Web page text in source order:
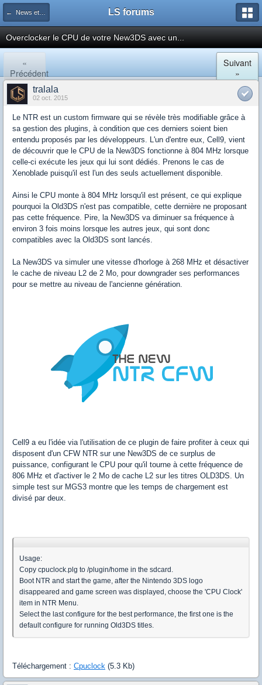
← News et actualités postées sur LS LS forums
Overclocker le CPU de votre New3DS avec un...
«
Précédent
Suivant
»
tralala
02 oct. 2015
Le NTR est un custom firmware qui se révèle très modifiable grâce à
sa gestion des plugins, à condition que ces derniers soient bien
entendu proposés par les développeurs. L'un d'entre eux, Cell9, vient
de découvrir que le CPU de la New3DS fonctionne à 804 MHz lorsque
celle-ci exécute les jeux qui lui sont dédiés. Prenons le cas de
Xenoblade puisqu'il est l'un des seuls actuellement disponible.
Ainsi le CPU monte à 804 MHz lorsqu'il est présent, ce qui explique
pourquoi la Old3DS n'est pas compatible, cette dernière ne proposant
pas cette fréquence. Pire, la New3DS va diminuer sa fréquence à
environ 3 fois moins lorsque les autres jeux, qui sont donc
compatibles avec la Old3DS sont lancés.
La New3DS va simuler une vitesse d'horloge à 268 MHz et désactiver
le cache de niveau L2 de 2 Mo, pour downgrader ses performances
pour se mettre au niveau de l'ancienne génération.
Cell9 a eu l'idée via l'utilisation de ce plugin de faire profiter à ceux qui
disposent d'un CFW NTR sur une New3DS de ce surplus de
puissance, configurant le CPU pour qu'il tourne à cette fréquence de
806 MHz et d'activer le 2 Mo de cache L2 sur les titres OLD3DS. Un
simple test sur MGS3 montre que les temps de chargement est
divisé par deux.
Usage:
Copy cpuclock.plg to /plugin/home in the sdcard.
Boot NTR and start the game, after the Nintendo 3DS logo
disappeared and game screen was displayed, choose the 'CPU Clock'
item in NTR Menu.
Select the last configure for the best performance, the first one is the
default configure for running Old3DS titles.
Téléchargement : Cpuclock (5.3 Kb)